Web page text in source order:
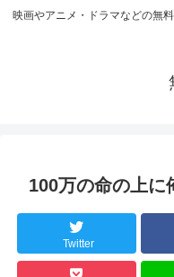
映画やアニメ・ドラマなどの無
100万の命の上に
Twitter